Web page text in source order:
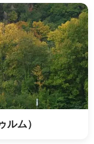
ルム）